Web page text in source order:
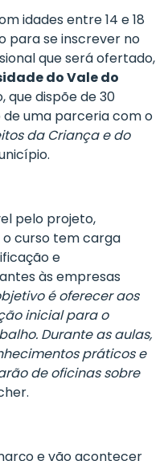
idades entre 14 e 18
para se inscrever no
que será ofertado,
do Vale do
que dispõe de 30
de uma parceria com o
da Criança e do
pelo projeto,
o curso tem carga
e
às empresas
é oferecer aos
inicial para o
Durante as aulas,
práticos e
de oficinas sobre
e vão acontecer